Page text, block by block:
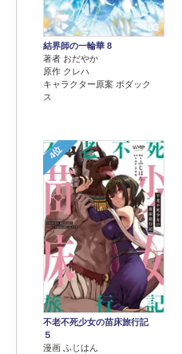
結界師の一輪華 8
著者 おだやか
原作 クレハ
キャラクター原案 ボダック
ス
4位
不老不死少女の苗床旅行記
５
漫画 ふじはん